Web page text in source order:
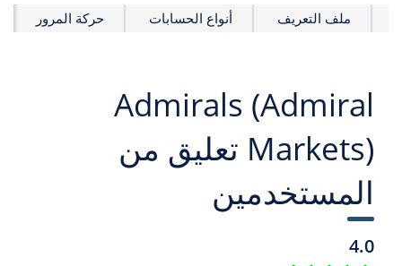
ملف التعريف أنواع الحسابات حركة المرور
Admirals (Admiral
Markets) تعليق من
المستخدمين
4.0